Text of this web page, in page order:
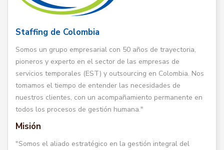
Staffing de Colombia
Somos un grupo empresarial con 50 años de trayectoria,
pioneros y experto en el sector de las empresas de
servicios temporales (EST) y outsourcing en Colombia. Nos
tomamos el tiempo de entender las necesidades de
nuestros clientes, con un acompañamiento permanente en
todos los procesos de gestión humana."
Misión
"Somos el aliado estratégico en la gestión integral del